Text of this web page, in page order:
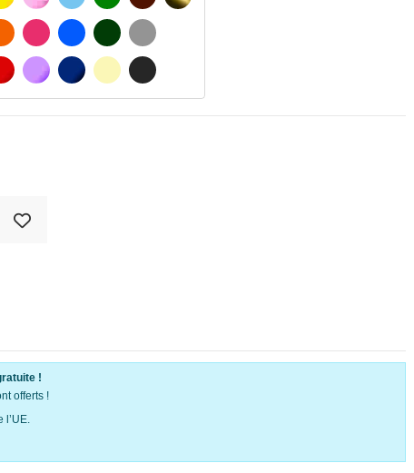
ORANGE
ROUGE
FUCHSIA
PURPLE
BLAU
BLEU FONCÉ
VERT FONCÉ
BEIGE
GRIS CLAIR
GRIS FONCÉ
!
offerts !